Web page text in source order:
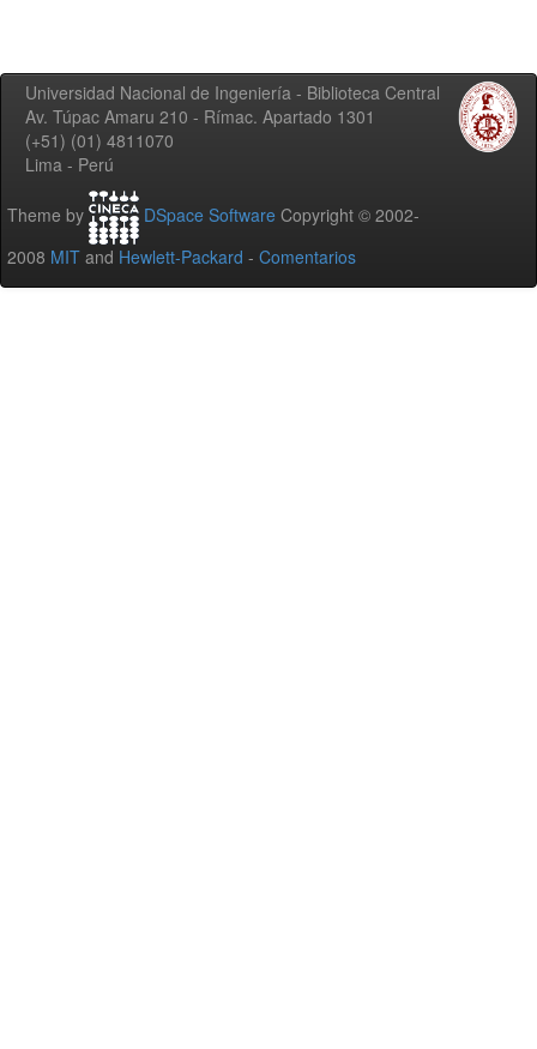
Universidad Nacional de Ingeniería - Biblioteca Central
Av. Túpac Amaru 210 - Rímac. Apartado 1301
(+51) (01) 4811070
Lima - Perú
Theme by DSpace Software Copyright © 2002-
2008 MIT and Hewlett-Packard - Comentarios